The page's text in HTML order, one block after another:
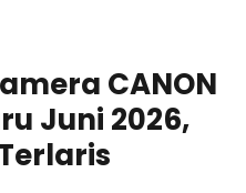
CANON
Juni 2026,